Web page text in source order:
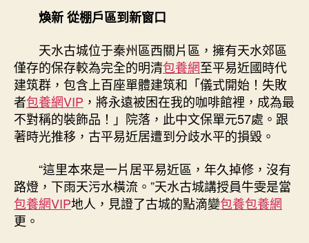
中
煥新 從棚戶區到新窗口
天水古城位于秦州區西關片區，擁有天水郊區
僅存的保存較為完全的明清包養網至平易近國時代
建筑群，包含上百座單體建筑和「儀式開始！失敗
者包養網VIP ，將永遠被困在我的咖啡館裡，成為最
不對稱的裝飾品！」院落，此中文保單元57處。跟
著時光推移，古平易近居遭到分歧水平的損毀。
“這里本來是一片居平易近區，年久掉修，沒有
路燈，下雨天污水橫流。”天水古城講授員牛雯是當
包養網VIP地人，見證了古城的點滴變包養包養網
更。